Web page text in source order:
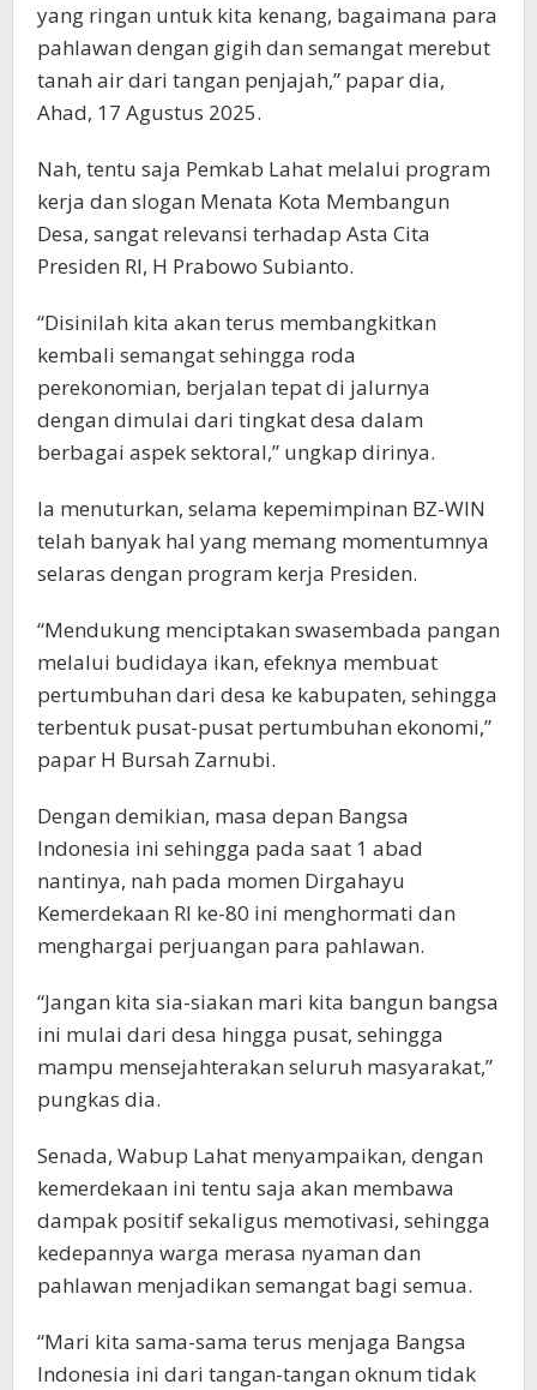
yang ringan untuk kita kenang, bagaimana para
pahlawan dengan gigih dan semangat merebut
tanah air dari tangan penjajah,” papar dia,
Ahad, 17 Agustus 2025.
Nah, tentu saja Pemkab Lahat melalui program
kerja dan slogan Menata Kota Membangun
Desa, sangat relevansi terhadap Asta Cita
Presiden RI, H Prabowo Subianto.
“Disinilah kita akan terus membangkitkan
kembali semangat sehingga roda
perekonomian, berjalan tepat di jalurnya
dengan dimulai dari tingkat desa dalam
berbagai aspek sektoral,” ungkap dirinya.
Ia menuturkan, selama kepemimpinan BZ-WIN
telah banyak hal yang memang momentumnya
selaras dengan program kerja Presiden.
“Mendukung menciptakan swasembada pangan
melalui budidaya ikan, efeknya membuat
pertumbuhan dari desa ke kabupaten, sehingga
terbentuk pusat-pusat pertumbuhan ekonomi,”
papar H Bursah Zarnubi.
Dengan demikian, masa depan Bangsa
Indonesia ini sehingga pada saat 1 abad
nantinya, nah pada momen Dirgahayu
Kemerdekaan RI ke-80 ini menghormati dan
menghargai perjuangan para pahlawan.
“Jangan kita sia-siakan mari kita bangun bangsa
ini mulai dari desa hingga pusat, sehingga
mampu mensejahterakan seluruh masyarakat,”
pungkas dia.
Senada, Wabup Lahat menyampaikan, dengan
kemerdekaan ini tentu saja akan membawa
dampak positif sekaligus memotivasi, sehingga
kedepannya warga merasa nyaman dan
pahlawan menjadikan semangat bagi semua.
“Mari kita sama-sama terus menjaga Bangsa
Indonesia ini dari tangan-tangan oknum tidak